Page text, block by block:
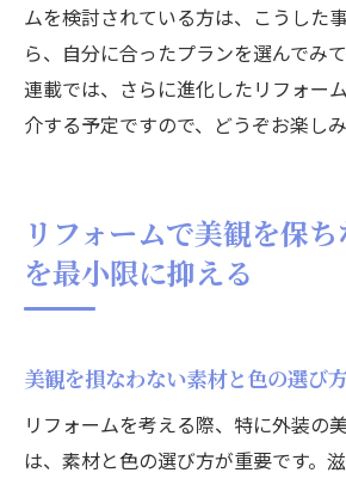
ムを検討されている方は、こうした
ら、自分に合ったプランを選んでみ
連載では、さらに進化したリフォー
介する予定ですので、どうぞお楽しみ
リフォームで美観を保
を最小限に抑える
美観を損なわない素材と色の選び
リフォームを考える際、特に外装の
は、素材と色の選び方が重要です。